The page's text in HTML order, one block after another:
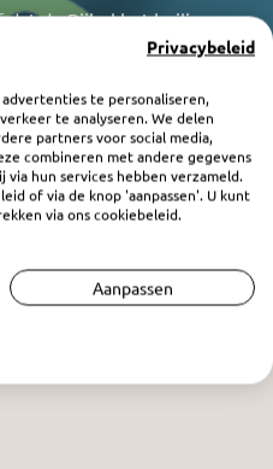
de Bijbel het heilige en
en daarom ook de
ons geloof en onze
we u naar de website
of
via
Privacybeleid
te personaliseren,
te analyseren. We delen
partners voor social media,
combineren met andere gegevens
hun services hebben verzameld.
of via de knop 'aanpassen'. U kunt
via ons cookiebeleid.
Aanpassen